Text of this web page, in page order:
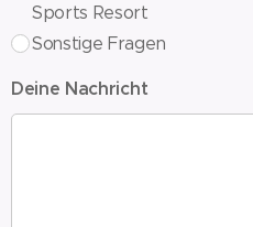
Sports Resort
Sonstige Fragen
Deine Nachricht